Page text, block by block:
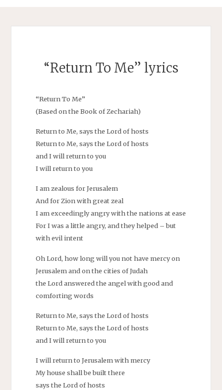
“Return To Me” lyrics
“Return To Me”
(Based on the Book of Zechariah)
Return to Me, says the Lord of hosts
Return to Me, says the Lord of hosts
and I will return to you
I will return to you
I am zealous for Jerusalem
And for Zion with great zeal
I am exceedingly angry with the nations at ease
For I was a little angry, and they helped – but
with evil intent
Oh Lord, how long will you not have mercy on
Jerusalem and on the cities of Judah
the Lord answered the angel with good and
comforting words
Return to Me, says the Lord of hosts
Return to Me, says the Lord of hosts
and I will return to you
I will return to Jerusalem with mercy
My house shall be built there
says the Lord of hosts